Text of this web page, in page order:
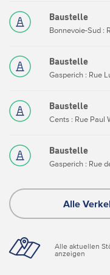
Baustelle
Bonnevoie-Sud :
Baustelle
Gasperich : Rue
Baustelle
Cents : Rue Paul
Baustelle
Gasperich : Rue
Alle
Alle aktuellen
anzeigen